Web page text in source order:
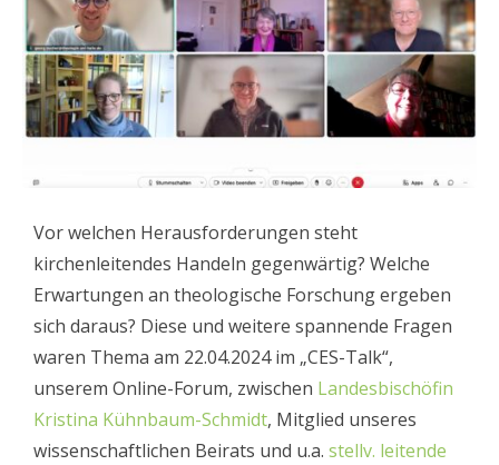
Vor welchen Herausforderungen steht
kirchenleitendes Handeln gegenwärtig? Welche
Erwartungen an theologische Forschung ergeben
sich daraus? Diese und weitere spannende Fragen
waren Thema am 22.04.2024 im „CES-Talk“,
unserem Online-Forum, zwischen Landesbischöfin
Kristina Kühnbaum-Schmidt, Mitglied unseres
wissenschaftlichen Beirats und u.a. stellv. leitende